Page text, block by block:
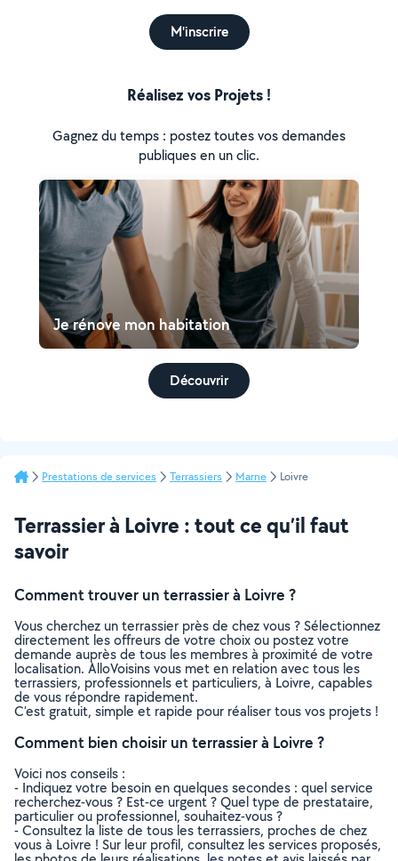
M'inscrire
Réalisez vos Projets !
Gagnez du temps : postez toutes vos demandes
publiques en un clic.
Je rénove mon habitation
Découvrir
Prestations de services Terrassiers Marne Loivre
Terrassier à Loivre : tout ce qu’il faut
savoir
Comment trouver un terrassier à Loivre ?
Vous cherchez un terrassier près de chez vous ? Sélectionnez
directement les offreurs de votre choix ou postez votre
demande auprès de tous les membres à proximité de votre
localisation. AlloVoisins vous met en relation avec tous les
terrassiers, professionnels et particuliers, à Loivre, capables
de vous répondre rapidement.
C’est gratuit, simple et rapide pour réaliser tous vos projets !
Comment bien choisir un terrassier à Loivre ?
Voici nos conseils :
- Indiquez votre besoin en quelques secondes : quel service
recherchez-vous ? Est-ce urgent ? Quel type de prestataire,
particulier ou professionnel, souhaitez-vous ?
- Consultez la liste de tous les terrassiers, proches de chez
vous à Loivre ! Sur leur profil, consultez les services proposés,